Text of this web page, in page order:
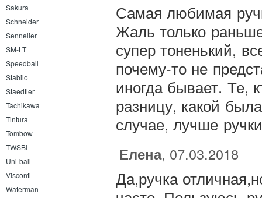
Sakura
Schneider
Sennelier
SM-LT
Speedball
Stabilo
Staedtler
Tachikawa
Tintura
Tombow
TWSBI
Uni-ball
Visconti
Waterman
Самая любимая
Жаль только
супер тоненький,
почему-то не
иногда бывает. Те,
разницу, какой
случае, лучше
Елена, 07.03.2018
Да,ручка